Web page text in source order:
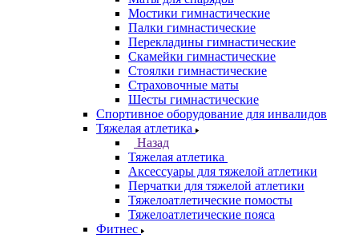
Мостики гимнастические
Палки гимнастические
Перекладины гимнастические
Скамейки гимнастические
Стоялки гимнастические
Страховочные маты
Шесты гимнастические
Спортивное оборудование для инвалидов
Тяжелая атлетика
Назад
Тяжелая атлетика
Аксессуары для тяжелой атлетики
Перчатки для тяжелой атлетики
Тяжелоатлетические помосты
Тяжелоатлетические пояса
Фитнес